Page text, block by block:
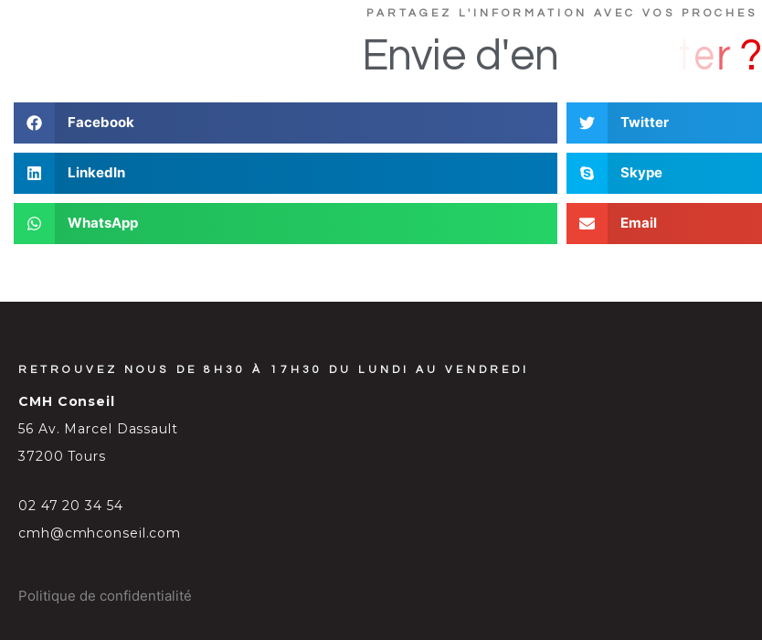
PARTAGEZ L'INFORMATION AVEC VOS PROCHES
Envie d'en
Facebook Twitter
LinkedIn Skype
WhatsApp Email
RETROUVEZ NOUS DE 8H30 À 17H30 DU LUNDI AU VENDREDI
CMH Conseil
56 Av. Marcel Dassault
37200 Tours
02 47 20 34 54
cmh@cmhconseil.com
Politique de confidentialité